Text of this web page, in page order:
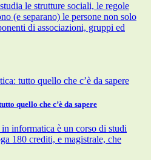
le strutture sociali, le regole
(e separano) le persone non solo
di associazioni, gruppi ed
quello che c’è da sapere
informatica è un corso di studi
180 crediti, e magistrale, che